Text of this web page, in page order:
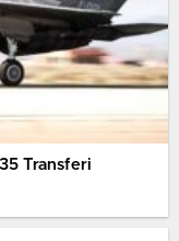
Transferi